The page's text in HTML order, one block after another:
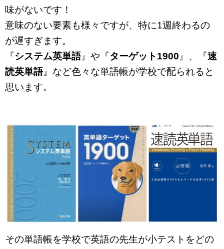
味がないです！
意味のない要素も様々ですが、特に1週終わるの
が遅すぎます。
『システム英単語』や『ターゲット1900 』、『速
読英単語』など色々な単語帳が学校で配られると
思います。
その単語帳を学校で英語の先生が小テストをどの